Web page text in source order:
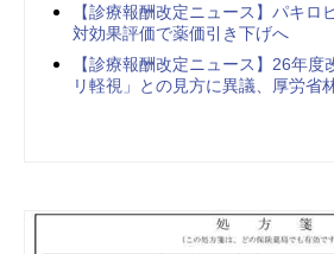
【診療報酬改定ニュース】パキロ
対効果評価で薬価引き下げへ
【診療報酬改定ニュース】26年
リ軽視」との見方に異議、厚労省